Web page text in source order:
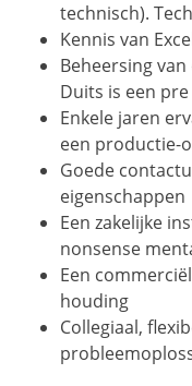
technisch).
Kennis van
Beheersing
Duits is een pre
Enkele jaren
een productie-
Goede
eigenschappen
Een zakelijke
nonsense
Een
houding
Collegiaal,